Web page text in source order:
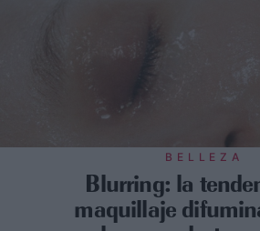
BELLEZA
Blurring: la
maquillaje